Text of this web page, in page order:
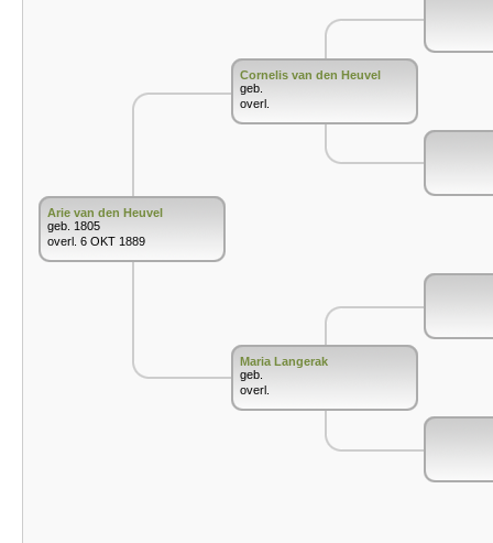
Arie van den Heuvel
geb. 1805
overl. 6 OKT 1889
Cornelis van den Heuvel
geb.
overl.
Maria Langerak
geb.
overl.